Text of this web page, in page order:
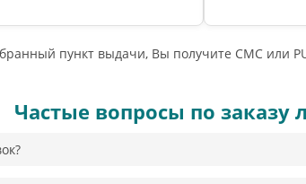
пункт выдачи, Вы получите СМС или
Частые вопросы по заказу